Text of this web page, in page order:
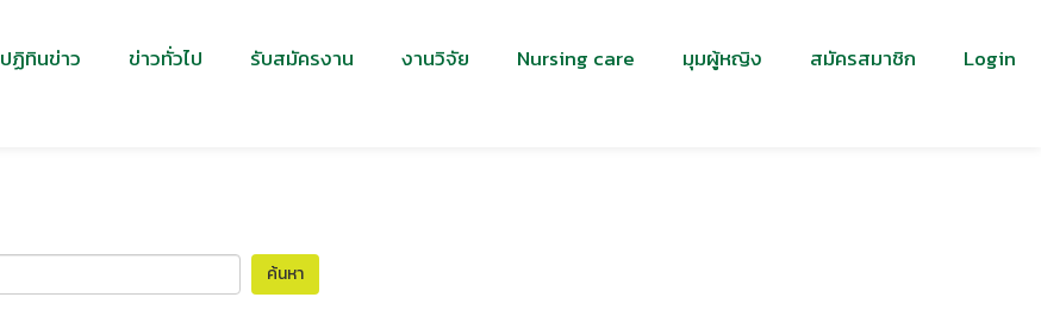
ปฏิทินข่าว ข่าวทั่วไป รับสมัครงาน งานวิจัย Nursing care มุมผู้หญิง สมัครสมาชิก Login
ค้นหา